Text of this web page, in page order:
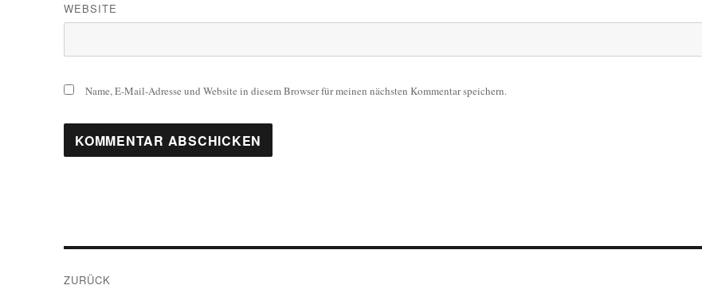
WEBSITE
Name, E-Mail-Adresse und Website in diesem Browser für meinen nächsten Kommentar speichern.
ZURÜCK